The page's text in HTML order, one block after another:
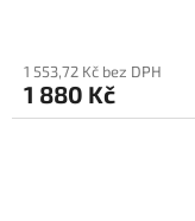
1 553,72 Kč bez DPH
1 880 Kč